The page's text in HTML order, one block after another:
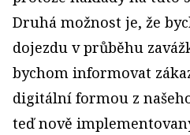
Druhá možnost je, že
dojezdu v průběhu
bychom informovat
digitální formou z
teď nově